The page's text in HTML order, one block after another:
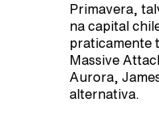
Primavera,
na capital
praticamente
Massive
Aurora,
alternativa.